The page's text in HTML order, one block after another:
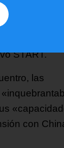
trabajar con
que países
START.
las
con